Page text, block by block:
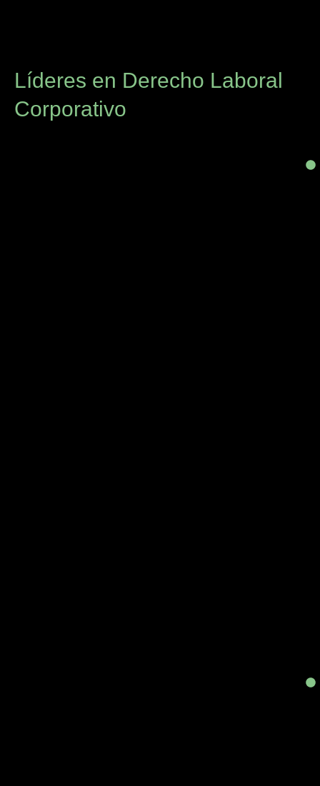
Líderes en Derecho Laboral
Corporativo